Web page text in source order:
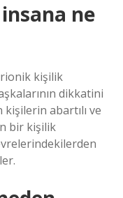
ne
kişilik
dikkatini
abartılı ve
bir kişilik